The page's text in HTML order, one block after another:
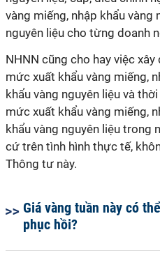
vàng miếng, nhập khẩu vàng
nguyên liệu cho từng doanh
NHNN cũng cho hay việc
mức xuất khẩu vàng miếng,
khẩu vàng nguyên liệu và
mức xuất khẩu vàng miếng,
khẩu vàng nguyên liệu trong
cứ trên tình hình thực tế,
Thông tư này.
Giá vàng tuần này có thể
phục hồi?